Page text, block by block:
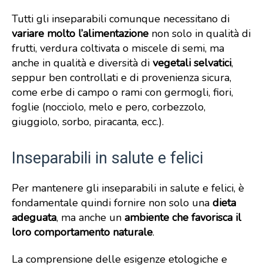
Tutti gli inseparabili comunque necessitano di
variare molto l’alimentazione non solo in qualità di
frutti, verdura coltivata o miscele di semi, ma
anche in qualità e diversità di vegetali selvatici,
seppur ben controllati e di provenienza sicura,
come erbe di campo o rami con germogli, fiori,
foglie (nocciolo, melo e pero, corbezzolo,
giuggiolo, sorbo, piracanta, ecc.).
Inseparabili in salute e felici
Per mantenere gli inseparabili in salute e felici, è
fondamentale quindi fornire non solo una dieta
adeguata, ma anche un ambiente che favorisca il
loro comportamento naturale.
La comprensione delle esigenze etologiche e